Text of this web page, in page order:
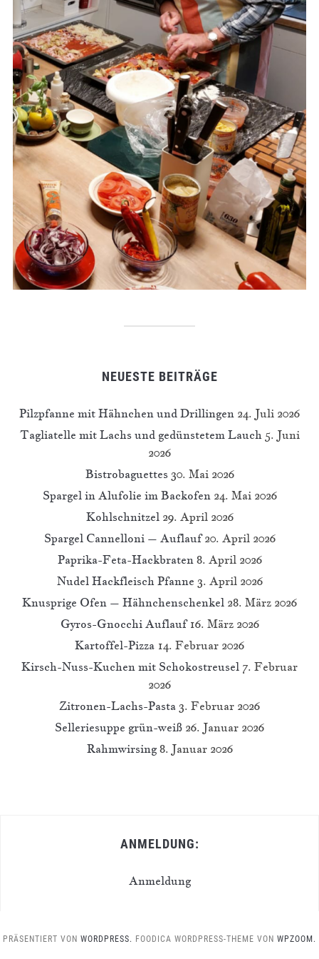
NEUESTE BEITRÄGE
Pilzpfanne mit Hähnchen und Drillingen 24. Juli 2026
Tagliatelle mit Lachs und gedünstetem Lauch 5. Juni
2026
Bistrobaguettes 30. Mai 2026
Spargel in Alufolie im Backofen 24. Mai 2026
Kohlschnitzel 29. April 2026
Spargel Cannelloni – Auflauf 20. April 2026
Paprika-Feta-Hackbraten 8. April 2026
Nudel Hackfleisch Pfanne 3. April 2026
Knusprige Ofen – Hähnchenschenkel 28. März 2026
Gyros-Gnocchi Auflauf 16. März 2026
Kartoffel-Pizza 14. Februar 2026
Kirsch-Nuss-Kuchen mit Schokostreusel 7. Februar
2026
Zitronen-Lachs-Pasta 3. Februar 2026
Selleriesuppe grün-weiß 26. Januar 2026
Rahmwirsing 8. Januar 2026
ANMELDUNG:
Anmeldung
PRÄSENTIERT VON WORDPRESS. FOODICA WORDPRESS-THEME VON WPZOOM.